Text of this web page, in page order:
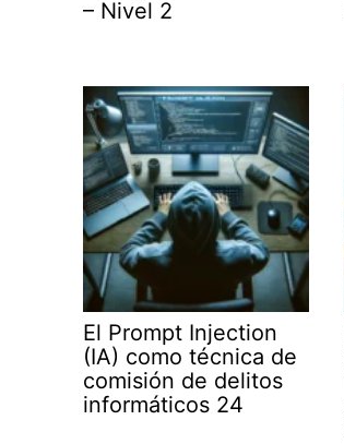
– Nivel 2
El Prompt Injection
(IA) como técnica de
comisión de delitos
informáticos 24